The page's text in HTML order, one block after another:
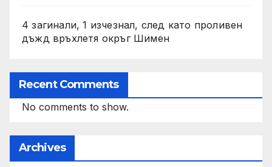
4 загинали, 1 изчезнал, след като проливен
дъжд връхлетя окръг Шимен
Recent Comments
No comments to show.
Archives